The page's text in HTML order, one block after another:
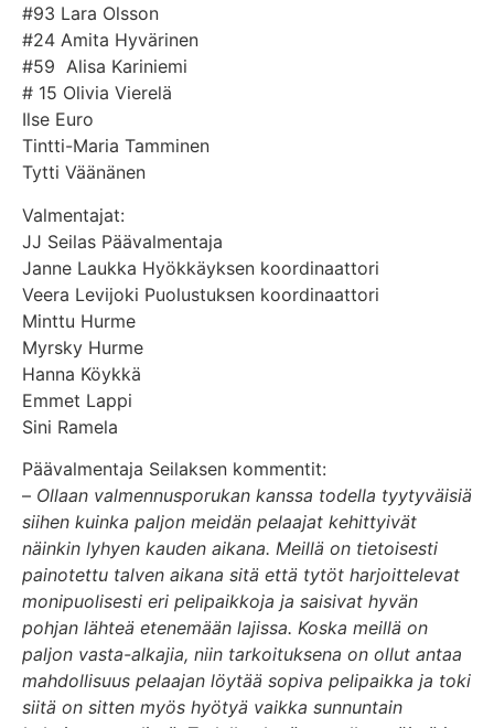
#93 Lara Olsson
#24 Amita Hyvärinen
#59 Alisa Kariniemi
# 15 Olivia Vierelä
Ilse Euro
Tintti-Maria Tamminen
Tytti Väänänen
Valmentajat:
JJ Seilas Päävalmentaja
Janne Laukka Hyökkäyksen koordinaattori
Veera Levijoki Puolustuksen koordinaattori
Minttu Hurme
Myrsky Hurme
Hanna Köykkä
Emmet Lappi
Sini Ramela
Päävalmentaja Seilaksen kommentit:
– Ollaan valmennusporukan kanssa todella tyytyväisiä
siihen kuinka paljon meidän pelaajat kehittyivät
näinkin lyhyen kauden aikana. Meillä on tietoisesti
painotettu talven aikana sitä että tytöt harjoittelevat
monipuolisesti eri pelipaikkoja ja saisivat hyvän
pohjan lähteä etenemään lajissa. Koska meillä on
paljon vasta-alkajia, niin tarkoituksena on ollut antaa
mahdollisuus pelaajan löytää sopiva pelipaikka ja toki
siitä on sitten myös hyötyä vaikka sunnuntain